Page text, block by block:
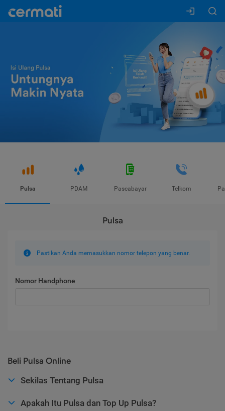
Pulsa PDAM Pascabayar Telkom
Pulsa
Pastikan Anda memasukkan nomor telepon yang benar.
Nomor Handphone
Beli Pulsa Online
Sekilas Tentang Pulsa
Apakah Itu Pulsa dan Top Up Pulsa?